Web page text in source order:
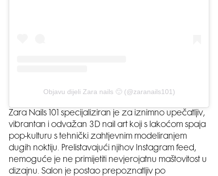
Objavu dijeli Zara nails 🙂 (@zaranails101)
Zara Nails 101 specijaliziran je za iznimno upečatljiv,
vibrantan i odvažan 3D nail art koji s lakoćom spaja
pop-kulturu s tehnički zahtjevnim modeliranjem
dugih noktiju. Prelistavajući njihov Instagram feed,
nemoguće je ne primijetiti nevjerojatnu maštovitost u
dizajnu. Salon je postao prepoznatljiv po